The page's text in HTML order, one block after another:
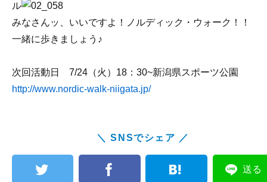
ル
みなさんッ、いいですよ！ノルディック・ウォーク！！
一緒に歩きましょう♪
次回活動日 7/24（火）18：30~新潟県スポーツ公園
http://www.nordic-walk-niigata.jp/
＼ SNSでシェア ／
送る